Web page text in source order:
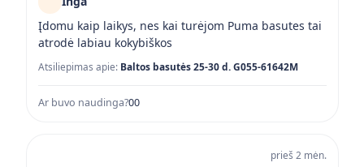
Įdomu kaip laikys, nes kai turėjom Puma basutes tai
atrodė labiau kokybiškos
Atsiliepimas apie: Baltos basutės 25-30 d. G055-61642M
Ar buvo naudinga?00
prieš 2 mėn.